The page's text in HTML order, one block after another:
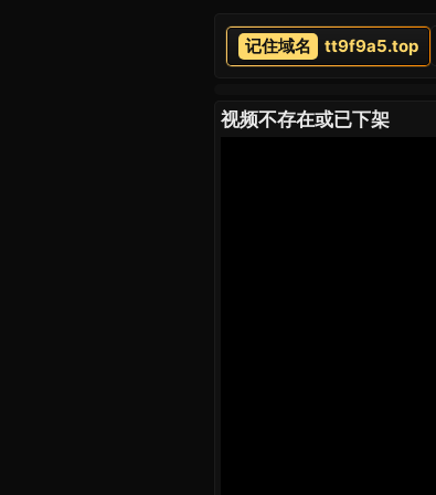
tt9f9a5.top
视频不存在或已下架